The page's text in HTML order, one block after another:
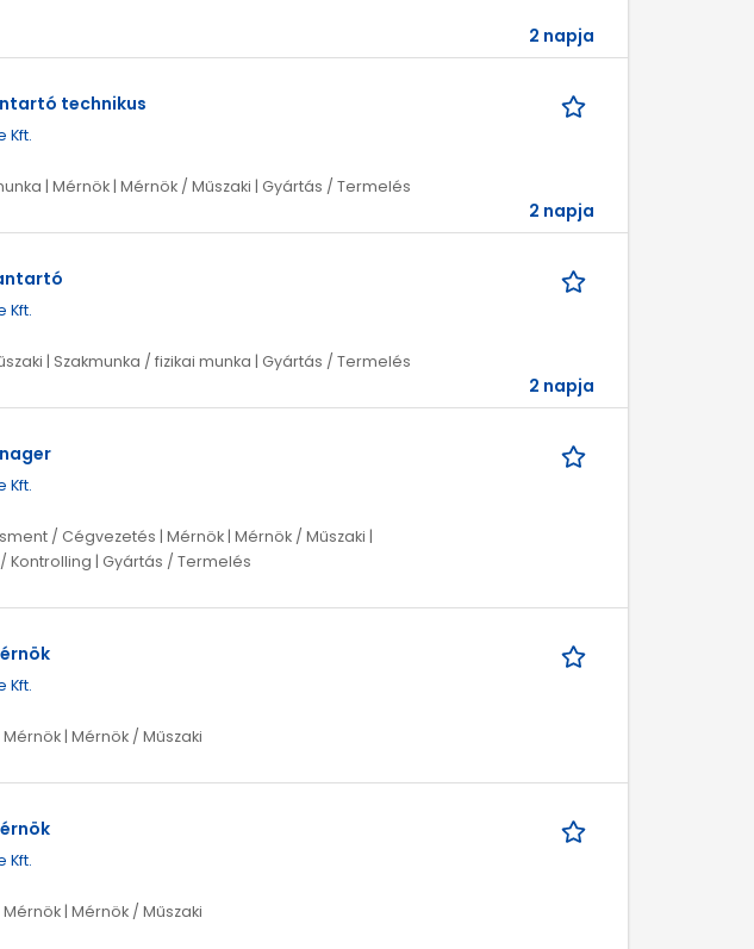
2 napja
technikus
Kft.
| Mérnök | Mérnök / Műszaki | Gyártás / Termelés
2 napja
Kft.
| Szakmunka / fizikai munka | Gyártás / Termelés
2 napja
Kft.
/ Cégvezetés | Mérnök | Mérnök / Műszaki |
Kontrolling | Gyártás / Termelés
Kft.
| Mérnök / Műszaki
Kft.
| Mérnök / Műszaki